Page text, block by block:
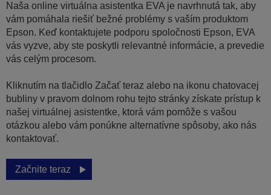
Naša online virtuálna asistentka EVA je navrhnutá tak, aby
vám pomáhala riešiť bežné problémy s vaším produktom
Epson. Keď kontaktujete podporu spoločnosti Epson, EVA
vás vyzve, aby ste poskytli relevantné informácie, a prevedie
vás celým procesom.
Kliknutím na tlačidlo Začať teraz alebo na ikonu chatovacej
bubliny v pravom dolnom rohu tejto stránky získate prístup k
našej virtuálnej asistentke, ktorá vám pomôže s vašou
otázkou alebo vám ponúkne alternatívne spôsoby, ako nás
kontaktovať.
Začnite teraz